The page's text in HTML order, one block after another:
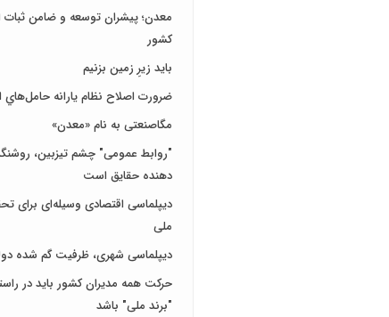
معدن؛ پیشران توسعه و ضامن ثبات
کشور
باید زیرِ زمین بزنیم
ضرورت اصلاح نظام يارانه حامل‌هاي
مگاصنعتی به نام «معدن»
"روابط عمومی" چشم تیزبین،
دهنده حقایق است
دیپلماسی اقتصادی وسیله‌ای برای
ملی
دیپلماسی شهری، ظرفیت گم شده
حرکت همه مدیران کشور باید در
"برند ملی" باشد